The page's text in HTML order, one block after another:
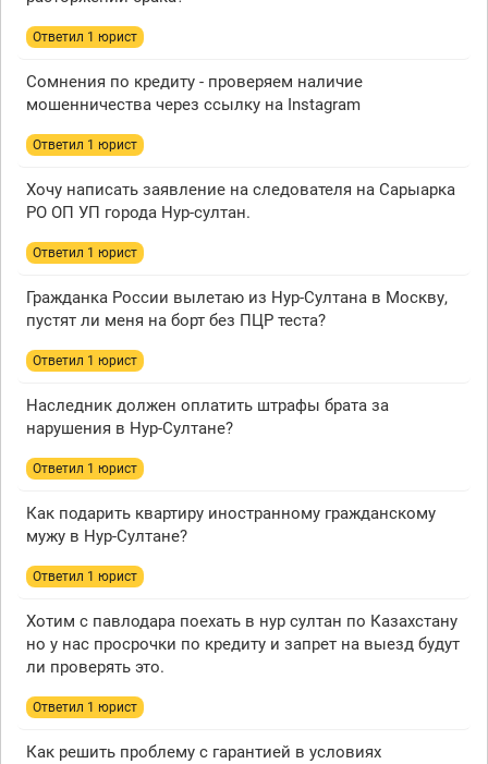
Ответил 1 юрист
Сомнения по кредиту - проверяем наличие
мошенничества через ссылку на Instagram
Ответил 1 юрист
Хочу написать заявление на следователя на Сарыарка
РО ОП УП города Нур-султан.
Ответил 1 юрист
Гражданка России вылетаю из Нур-Султана в Москву,
пустят ли меня на борт без ПЦР теста?
Ответил 1 юрист
Наследник должен оплатить штрафы брата за
нарушения в Нур-Султане?
Ответил 1 юрист
Как подарить квартиру иностранному гражданскому
мужу в Нур-Султане?
Ответил 1 юрист
Хотим с павлодара поехать в нур султан по Казахстану
но у нас просрочки по кредиту и запрет на выезд будут
ли проверять это.
Ответил 1 юрист
Как решить проблему с гарантией в условиях